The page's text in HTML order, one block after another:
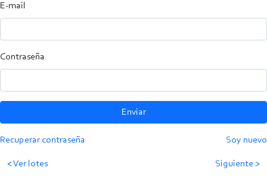
E-mail
Contraseña
Enviar
Recuperar contraseña Soy nuevo
< Ver lotes Siguiente >